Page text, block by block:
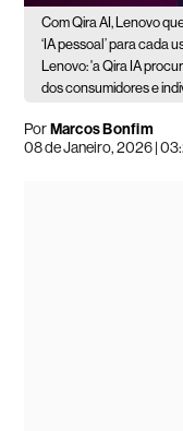
Com Qira AI, Lenovo
‘IA pessoal’ para cada
Lenovo: 'a Qira IA
dos consumidores e
PorMarcos Bonfim
08 de Janeiro, 2026 |